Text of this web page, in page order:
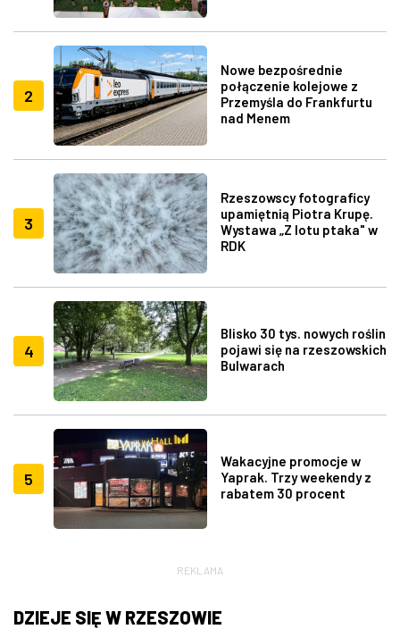
2
Nowe bezpośrednie
połączenie kolejowe z
Przemyśla do Frankfurtu
nad Menem
3
Rzeszowscy fotograficy
upamiętnią Piotra Krupę.
Wystawa „Z lotu ptaka" w
RDK
4
Blisko 30 tys. nowych roślin
pojawi się na rzeszowskich
Bulwarach
5
Wakacyjne promocje w
Yaprak. Trzy weekendy z
rabatem 30 procent
REKLAMA
DZIEJE SIĘ W RZESZOWIE